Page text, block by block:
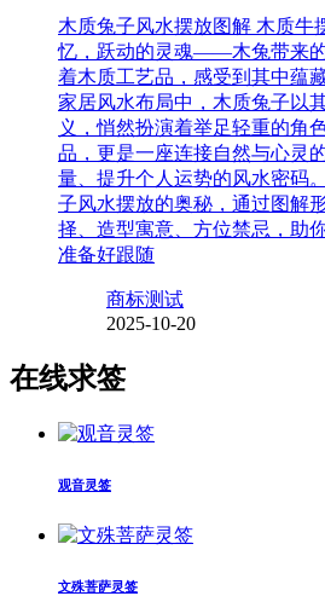
木质兔子风水摆放图解 木质牛
忆，跃动的灵魂——木兔带来
着木质工艺品，感受到其中蕴
家居风水布局中，木质兔子以
义，悄然扮演着举足轻重的角
品，更是一座连接自然与心灵
量、提升个人运势的风水密码
子风水摆放的奥秘，通过图解
择、造型寓意、方位禁忌，助
准备好跟随
商标测试
2025-10-20
在线求签
观音灵签
文殊菩萨灵签